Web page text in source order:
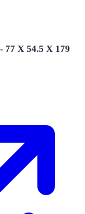
X 54.5 X 179